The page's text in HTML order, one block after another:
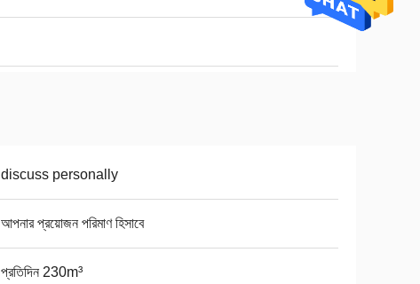
discuss personally
আপনার প্রয়োজন পরিমাণ হিসাবে
প্রতিদিন 230m³